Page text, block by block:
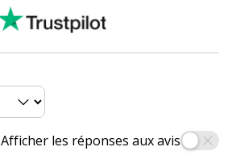
Afficher les réponses aux avis